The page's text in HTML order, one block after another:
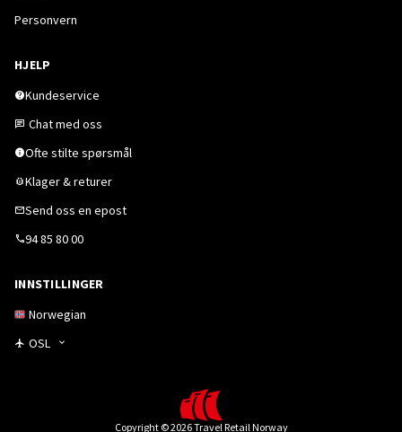
Personvern
HJELP
Kundeservice
Chat med oss
Ofte stilte spørsmål
Klager & returer
Send oss en epost
94 85 80 00
INNSTILLINGER
Norwegian
OSL
Copyright © 2026 Travel Retail Norway